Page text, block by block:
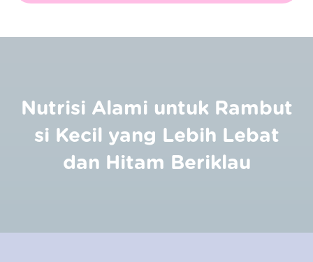
Nutrisi Alami untuk Rambut
si Kecil yang Lebih Lebat
dan Hitam Beriklau